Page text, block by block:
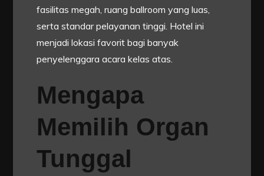
fasilitas megah, ruang ballroom yang luas,
serta standar pelayanan tinggi. Hotel ini
menjadi lokasi favorit bagi banyak
penyelenggara acara kelas atas.
Mengapa
Memilih Organ
Tunggal